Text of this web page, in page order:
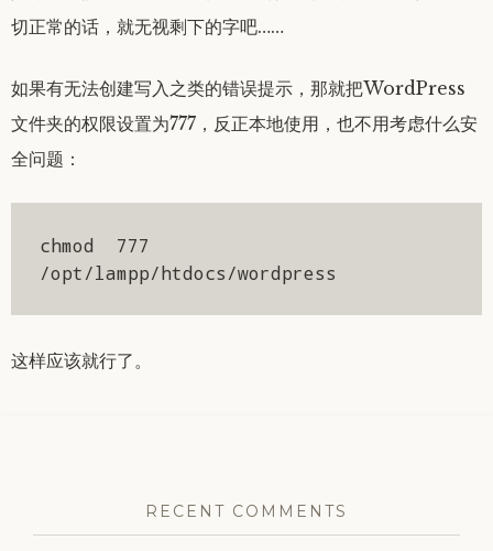
切正常的话，就无视剩下的字吧……
如果有无法创建写入之类的错误提示，那就把WordPress
文件夹的权限设置为777，反正本地使用，也不用考虑什么安
全问题：
chmod  777
/opt/lampp/htdocs/wordpress
这样应该就行了。
RECENT COMMENTS